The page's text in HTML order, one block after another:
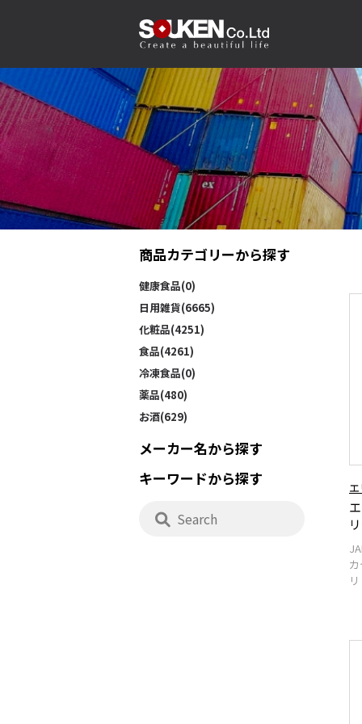
商品カテゴリーから探す
健康食品(0)
日用雑貨(6665)
化粧品(4251)
食品(4261)
冷凍食品(0)
薬品(480)
お酒(629)
メーカー名から探す
キーワードから探す
リ